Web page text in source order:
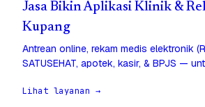
Jasa Bikin Aplikasi Klinik &
Kupang
Antrean online, rekam medis elektronik
SATUSEHAT, apotek, kasir, & BPJS —
Lihat layanan →